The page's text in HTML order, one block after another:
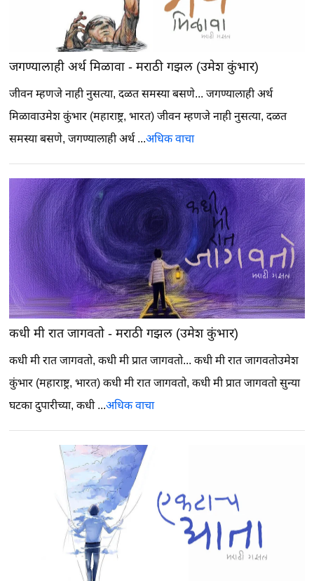
जगण्यालाही अर्थ मिळावा - मराठी गझल (उमेश कुंभार)
जीवन म्हणजे नाही नुसत्या, दळत समस्या बसणे...जगण्यालाही अर्थ
मिळावाउमेश कुंभार (महाराष्ट्र, भारत) जीवन म्हणजे नाही नुसत्या, दळत
समस्या बसणे, जगण्यालाही अर्थ ...अधिक वाचा
कधी मी रात जागवतो - मराठी गझल (उमेश कुंभार)
कधी मी रात जागवतो, कधी मी प्रात जागवतो...कधी मी रात जागवतोउमेश
कुंभार (महाराष्ट्र, भारत) कधी मी रात जागवतो, कधी मी प्रात जागवतो सुन्या
घटका दुपारीच्या, कधी ...अधिक वाचा